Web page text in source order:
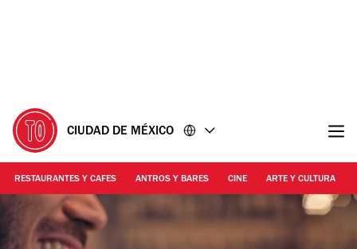
CIUDAD DE MÉXICO
RESTAURANTES Y CAFES ANTROS Y BARES CINE ARTE Y CULTURA